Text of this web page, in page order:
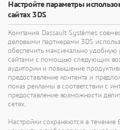
Добивайтесь реальных
Партнеры
3DEXPERIENCE Lab
Растите с нами
Настройте параметры
сайтах 3DS
Компания Dassault Systèmes
деловыми партнерами 3DS
обеспечить максимально
сайтами с помощью следующих
аудитории и повышение
предоставление контента и
показ рекламы в соответствии с
предоставление возможности
сетях.
Настройки сохраняются в